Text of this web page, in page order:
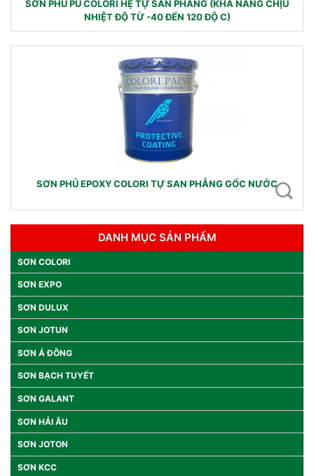
SƠN PHỦ PU COLORI HỆ TỰ SAN PHẲNG (KHẢ NĂNG CHỊU
NHIỆT ĐỘ TỪ -40 ĐẾN 120 ĐỘ C)
SƠN PHỦ EPOXY COLORI TỰ SAN PHẲNG GỐC NƯỚC
DANH MỤC SẢN PHẨM
SƠN COLORI
SƠN EXPO
SƠN DULUX
SƠN JOTUN
SƠN Á ĐÔNG
SƠN BẠCH TUYẾT
SƠN GALANT
SƠN HẢI ÂU
SƠN JOTON
SƠN KCC